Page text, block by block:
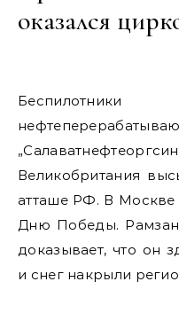
оказался
Великобритания
атташе РФ. В
Дню Победы.
доказывает, что он
и снег накрыли